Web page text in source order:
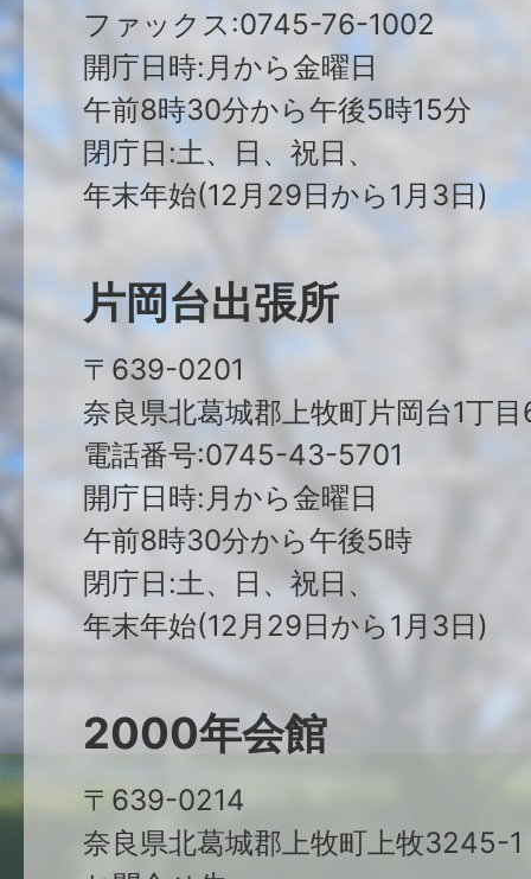
ファックス:0745-76-1002
開庁日時:月から金曜日
午前8時30分から午後5時15分
閉庁日:土、日、祝日、
年末年始(12月29日から1月3日)
片岡台出張所
〒639-0201
奈良県北葛城郡上牧町片岡台1丁目
電話番号:0745-43-5701
開庁日時:月から金曜日
午前8時30分から午後5時
閉庁日:土、日、祝日、
年末年始(12月29日から1月3日)
2000年会館
〒639-0214
奈良県北葛城郡上牧町上牧3245-1